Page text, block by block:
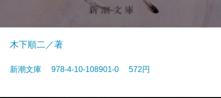
木下順二／著
新潮文庫 978-4-10-108901-0 572円